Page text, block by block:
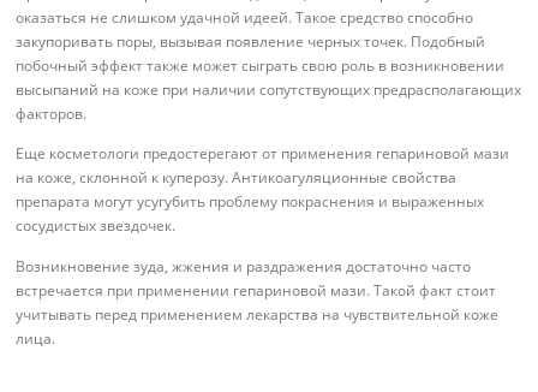
оказаться не слишком удачной идеей. Такое средство способно
закупоривать поры, вызывая появление черных точек. Подобный
побочный эффект также может сыграть свою роль в возникновении
высыпаний на коже при наличии сопутствующих предрасполагающих
факторов.
Еще косметологи предостерегают от применения гепариновой мази
на коже, склонной к куперозу. Антикоагуляционные свойства
препарата могут усугубить проблему покраснения и выраженных
сосудистых звездочек.
Возникновение зуда, жжения и раздражения достаточно часто
встречается при применении гепариновой мази. Такой факт стоит
учитывать перед применением лекарства на чувствительной коже
лица.